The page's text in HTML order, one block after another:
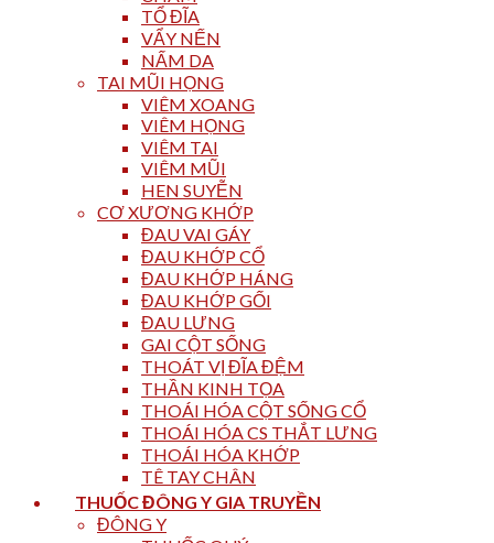
TỔ ĐĨA
VẨY NẾN
NẤM DA
TAI MŨI HỌNG
VIÊM XOANG
VIÊM HỌNG
VIÊM TAI
VIÊM MŨI
HEN SUYỄN
CƠ XƯƠNG KHỚP
ĐAU VAI GÁY
ĐAU KHỚP CỔ
ĐAU KHỚP HÁNG
ĐAU KHỚP GỐI
ĐAU LƯNG
GAI CỘT SỐNG
THOÁT VỊ ĐĨA ĐỆM
THẦN KINH TỌA
THOÁI HÓA CỘT SỐNG CỔ
THOÁI HÓA CS THẮT LƯNG
THOÁI HÓA KHỚP
TÊ TAY CHÂN
THUỐC ĐÔNG Y GIA TRUYỀN
ĐÔNG Y